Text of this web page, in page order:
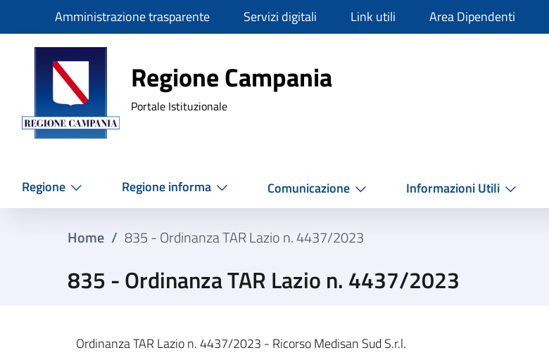
SlimAmministrazione trasparente Servizi digitali Link utili Area Dipendenti
Regione Campania
Regione Campania
Portale Istituzionale
Regione Regione informa Comunicazione Informazioni Utili
Home / 835 - Ordinanza TAR Lazio n. 4437/2023
835 - Ordinanza TAR Lazio n. 4437/2023
Ordinanza TAR Lazio n. 4437/2023 - Ricorso Medisan Sud S.r.l.